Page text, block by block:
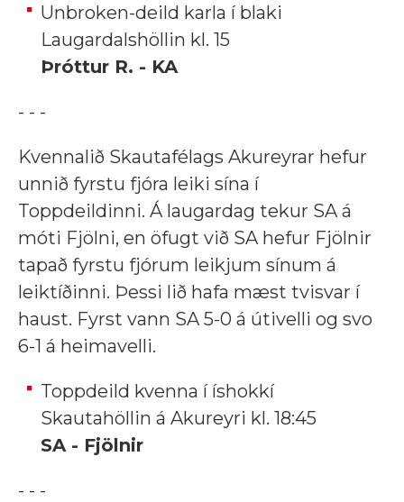
Unbroken-deild karla í blaki
Laugardalshöllin kl. 15
Þróttur R. - KA
- - -
Kvennalið Skautafélags Akureyrar hefur
unnið fyrstu fjóra leiki sína í
Toppdeildinni. Á laugardag tekur SA á
móti Fjölni, en öfugt við SA hefur Fjölnir
tapað fyrstu fjórum leikjum sínum á
leiktíðinni. Þessi lið hafa mæst tvisvar í
haust. Fyrst vann SA 5-0 á útivelli og svo
6-1 á heimavelli.
Toppdeild kvenna í íshokkí
Skautahöllin á Akureyri kl. 18:45
SA - Fjölnir
- - -